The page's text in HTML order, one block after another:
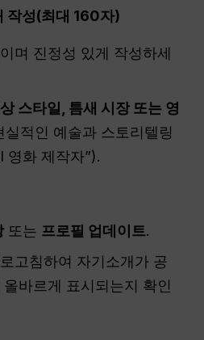
작성(최대 160자)
며 진정성 있게 작성하세
스타일, 틈새 시장 또는 영
실적인 예술과 스토리텔링
영화 제작자”).
또는 프로필 업데이트.
고침하여 자기소개가 공
바르게 표시되는지 확인